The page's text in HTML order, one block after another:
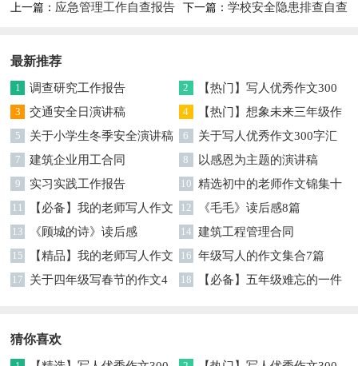
上一篇： 应急管理工作自查报告 下一篇： 学校安全隐患排查自查
最新推荐
1 调查研究工作报告 2
【热门】写人优秀作文300
字集合7篇
3 交通安全日演讲稿 4
【热门】想象未来三年级作
文汇编7篇
5 关于小学生冬季安全演讲稿 6
关于写人优秀作文300字汇
编六篇
7 建筑企业用工合同 8 以感恩为主题的演讲稿
9 实习实践工作报告 10 精选初中的老师作文锦集十
篇
11
【必备】我的老师写人作文
集合八篇
12 《毛毛》读后感8篇
13 《顾城的诗》读后感 14 建筑工程管理合同
15
【精品】我的老师写人作文
集合5篇
16 年级写人的作文集合7篇
17
关于四年级写春节的作文4
18
【必备】五年级难忘的一件
猜你喜欢